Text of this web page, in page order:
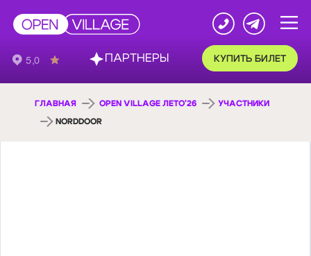
КУПИТЬ БИЛЕТ
ГЛАВНАЯ OPEN VILLAGE ЛЕТО'26 УЧАСТНИКИ
NORDDOOR